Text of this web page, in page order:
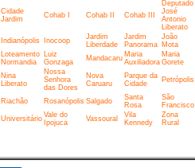
Cidade
Jardim
Cohab I Cohab II Cohab III
Deputado
José
Antonio
Liberato
Indianópolis Inocoop
Jardim
Liberdade
Jardim
Panorama
João
Mota
Loteamento
Normandia
Luiz
Gonzaga
Mandacaru Maria
Auxiliadora
Maria
Gorete
Nina
Liberato
Nossa
Senhora
das Dores
Nova
Caruaru
Parque da
Cidade
Petrópolis
Riachão Rosanópolis Salgado
Santa
Rosa
São
Francisco
Universitário Vale do
Ipojuca
Vassoural
Vila
Kennedy
Zona
Rural